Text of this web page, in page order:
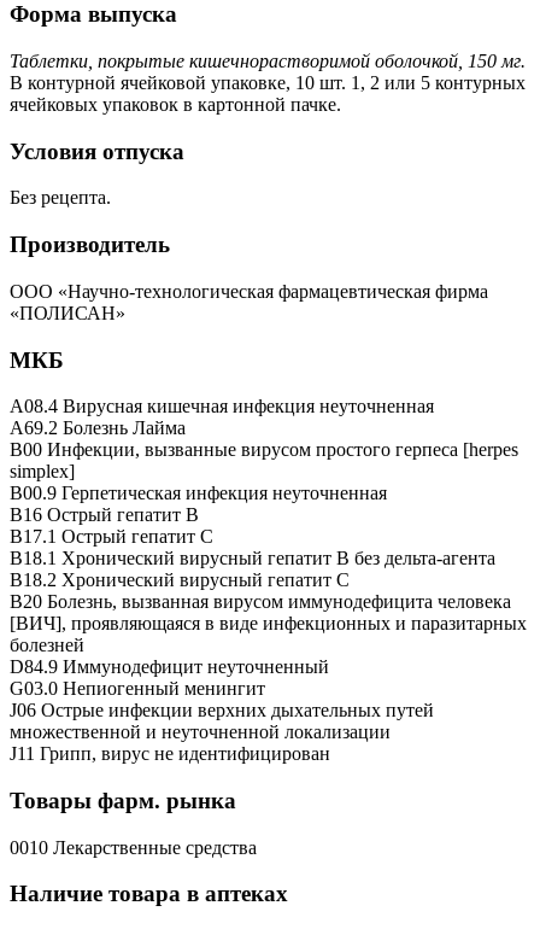
Форма выпуска
Таблетки, покрытые кишечнорастворимой оболочкой, 150 мг.
В контурной ячейковой упаковке, 10 шт. 1, 2 или 5 контурных
ячейковых упаковок в картонной пачке.
Условия отпуска
Без рецепта.
Производитель
ООО «Научно-технологическая фармацевтическая фирма
«ПОЛИСАН»
МКБ
A08.4 Вирусная кишечная инфекция неуточненная
A69.2 Болезнь Лайма
B00 Инфекции, вызванные вирусом простого герпеса [herpes
simplex]
B00.9 Герпетическая инфекция неуточненная
B16 Острый гепатит B
B17.1 Острый гепатит C
B18.1 Хронический вирусный гепатит B без дельта-агента
B18.2 Хронический вирусный гепатит C
B20 Болезнь, вызванная вирусом иммунодефицита человека
[ВИЧ], проявляющаяся в виде инфекционных и паразитарных
болезней
D84.9 Иммунодефицит неуточненный
G03.0 Непиогенный менингит
J06 Острые инфекции верхних дыхательных путей
множественной и неуточненной локализации
J11 Грипп, вирус не идентифицирован
Товары фарм. рынка
0010 Лекарственные средства
Наличие товара в аптеках